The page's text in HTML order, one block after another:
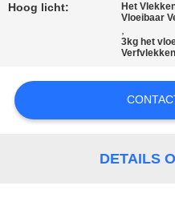
SITEMAP
POLICY
Hoog licht:
Het
Vloeibaar
,
3kg het
DETAILS